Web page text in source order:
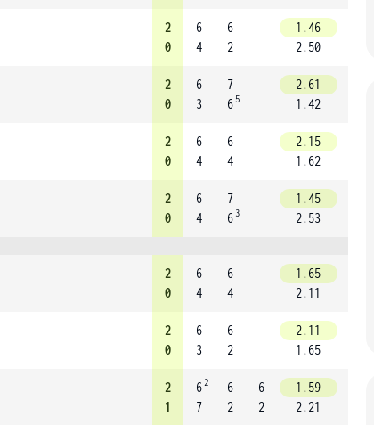
2
0
6
4
6
2
1.46
2.50
2
0
6
3
7
6 5
2.61
1.42
2
0
6
4
6
4
2.15
1.62
2
0
6
4
7
6 3
1.45
2.53
2
0
6
4
6
4
1.65
2.11
2
0
6
3
6
2
2.11
1.65
2
1
62
7
6
2
6
2
1.59
2.21